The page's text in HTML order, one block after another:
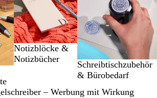
Notizblöcke &
Notizbücher
Schreibtischzubehör
& Bürobedarf
– Werbung mit Wirkung